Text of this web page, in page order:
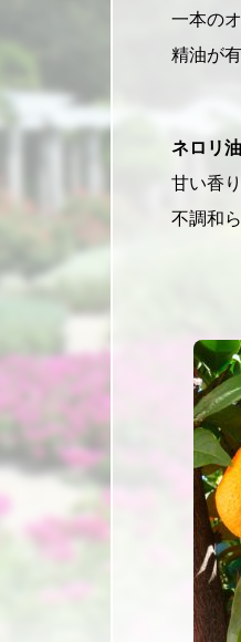
一本の
精油が
ネロリ油
甘い香
不調和ら